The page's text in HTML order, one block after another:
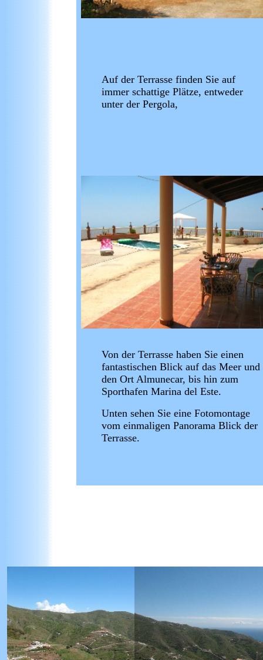
Auf der Terrasse finden Sie auf
immer schattige Plätze, entweder
unter der Pergola,
Von der Terrasse haben Sie einen
fantastischen Blick auf das Meer und
den Ort Almunecar, bis hin zum
Sporthafen Marina del Este.
Unten sehen Sie eine Fotomontage
vom einmaligen Panorama Blick der
Terrasse.